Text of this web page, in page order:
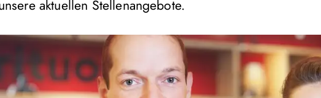
aktuellen Stellenangebote.